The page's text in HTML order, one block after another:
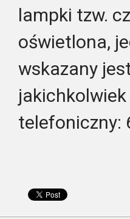
lampki tzw.
oświetlona,
wskazany
telefoniczny: